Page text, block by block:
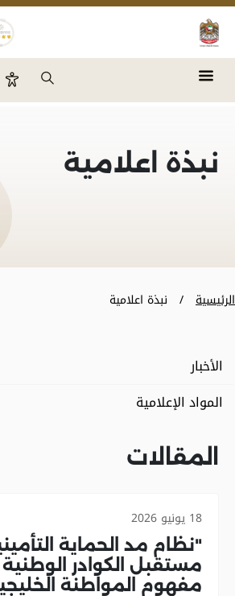
content
Search
Panel
Directory
نبذة اعلامية
الرئيسية نبذة اعلامية
الأخبار
المواد الإعلامية
المقالات
18 يونيو 2026
"نظام مد الحماية
مستقبل الكوادر
مفهوم المواطنة